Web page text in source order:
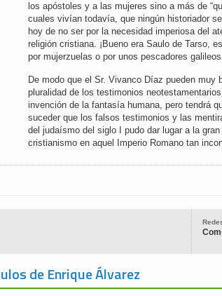
los apóstoles y a las mujeres sino a más de
cuales vivían todavía, que ningún historiador
hoy de no ser por la necesidad imperiosa del
religión cristiana. ¡Bueno era Saulo de Tarso,
por mujerzuelas o por unos pescadores
De modo que el Sr. Vivanco Díaz pueden muy
pluralidad de los testimonios
invención de la fantasía humana, pero tendrá
suceder que los falsos testimonios y las
del judaísmo del siglo I pudo dar lugar a la
cristianismo en aquel Imperio Romano tan
de Enrique Álvarez